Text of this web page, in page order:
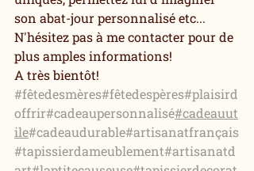
son abat-jour personnalisé etc...
N'hésitez pas à me contacter pour de
plus amples informations!
A très bientôt!
#fêtedesmères#fêtedespères#plaisird
offrir#cadeaupersonnalisé#cadeauut
ile#cadeaudurable#artisanatfrançais
#tapissierdameublement#artisanatd